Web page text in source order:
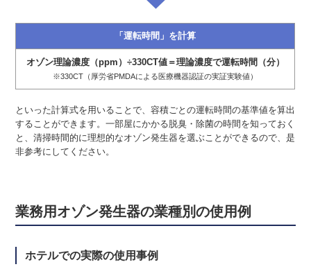
「運転時間」を計算
オゾン理論濃度（ppm）÷330CT値＝理論濃度で運転時間（分）
※330CT（厚労省PMDAによる医療機器認証の実証実験値）
といった計算式を用いることで、容積ごとの運転時間の基準値を算出
することができます。一部屋にかかる脱臭・除菌の時間を知っておく
と、清掃時間的に理想的なオゾン発生器を選ぶことができるので、是
非参考にしてください。
業務用オゾン発生器の業種別の使用例
ホテルでの実際の使用事例